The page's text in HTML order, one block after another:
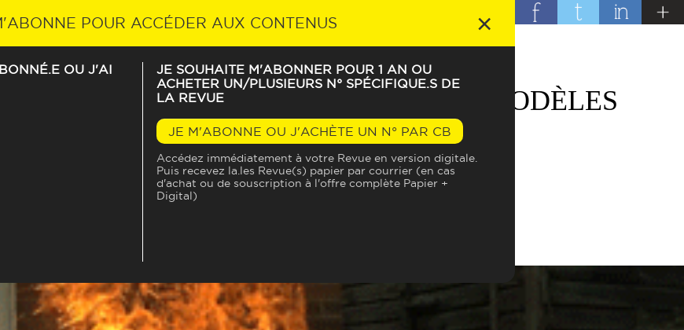
ÉDITEURS, LES MÉDIAS ET LEURS MODÈLES
PUBLICITAIRES ?
PONCIN
POUR ACCÉDER AUX CONTENUS ×
OU J'AI
JE SOUHAITE M'ABONNER POUR 1 AN OU
ACHETER UN/PLUSIEURS N° SPÉCIFIQUE.S DE
LA REVUE
JE M'ABONNE OU J'ACHÈTE UN N° PAR CB
Accédez immédiatement à votre Revue en version digitale.
Puis recevez la.les Revue(s) papier par courrier (en cas
d'achat ou de souscription à l'offre complète Papier +
Digital)